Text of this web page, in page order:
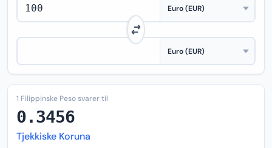
1 Filippinske Peso svarer til
0.3456
Tjekkiske Koruna